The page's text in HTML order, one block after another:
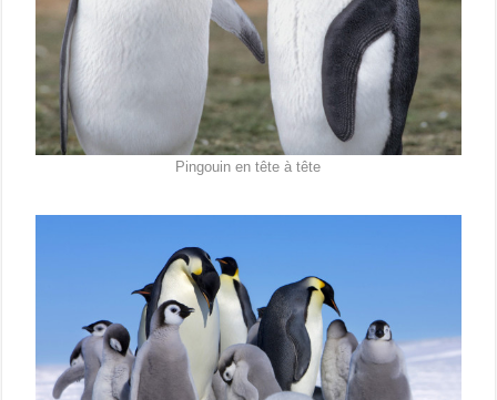
Pingouin en tête à tête